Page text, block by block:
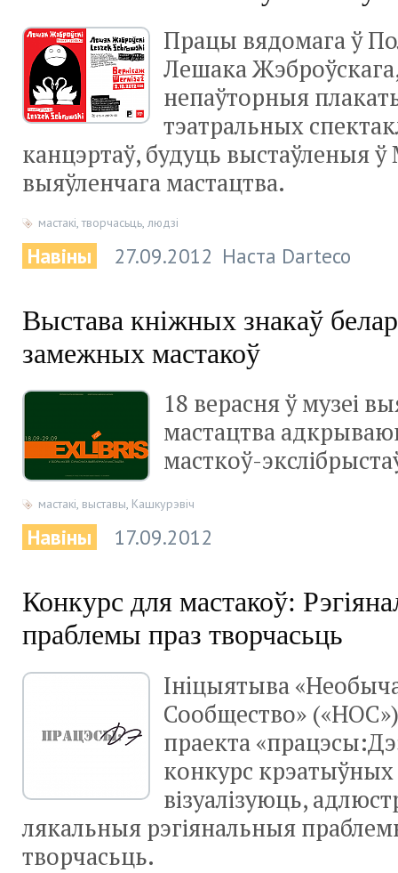
Працы вядомага ў
Лешака Жэброўскага,
непаўторныя
тэатральных
канцэртаў, будуць выстаўленыя ў
выяўленчага мастацтва.
мастакі,творчасьць, людзі
Навіны 27.09.2012 Наста Darteco
Выстава кніжных знакаў
замежных мастакоў
18 верасня ў музеі
мастацтва
масткоў-
мастакі, выставы, Кашкурэвіч
Навіны 17.09.2012
Конкурс для мастакоў:
праблемы праз творчасьць
Інiцыятыва
Сообщество»
праекта
конкурс крэатыўных
візуалізуюць,
лякальныя рэгіянальныя
творчасьць.